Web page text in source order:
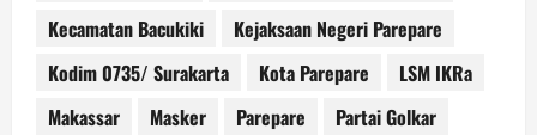
Kecamatan Bacukiki
Kejaksaan Negeri Parepare
Kodim 0735/ Surakarta
Kota Parepare
LSM IKRa
Makassar
Masker Parepare
Partai Golkar